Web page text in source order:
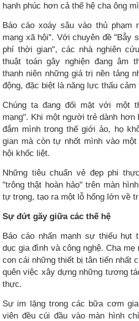
hạnh phúc hơn cả thế hệ cha ông
Báo cáo xoáy sâu vào thủ phạm
mạng xã hội". Với chuyên đề "Bẫy
phí thời gian", các nhà nghiên
thuật toán gây nghiện đang âm
thanh niên những giá trị nền tảng
động, đặc biệt là năng lực thấu
Chúng ta đang đối mặt với một
mạng". Khi một người trẻ dành hơn
đắm mình trong thế giới ảo, họ
gian mà còn tự nhốt mình vào
hội khốc liệt.
Những tiêu chuẩn vẻ đẹp phi
"trông thật hoàn hảo" trên màn
tự trọng, tạo ra một lỗ hổng lớn về
Sự đứt gãy giữa các thế hệ
Báo cáo nhấn mạnh sự thiếu hụt
dục gia đình và công nghệ. Cha
con cái những thiết bị tân tiến nhất
quên việc xây dựng những tương
thực.
Sự im lặng trong các bữa cơm
viên đều cúi đầu vào màn hình